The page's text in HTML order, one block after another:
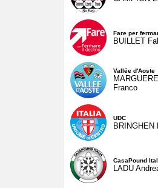
Fare per
BUILLET
Vallée d'Aoste
Franco
UDC
BRINGHEN
CasaPound
LADU